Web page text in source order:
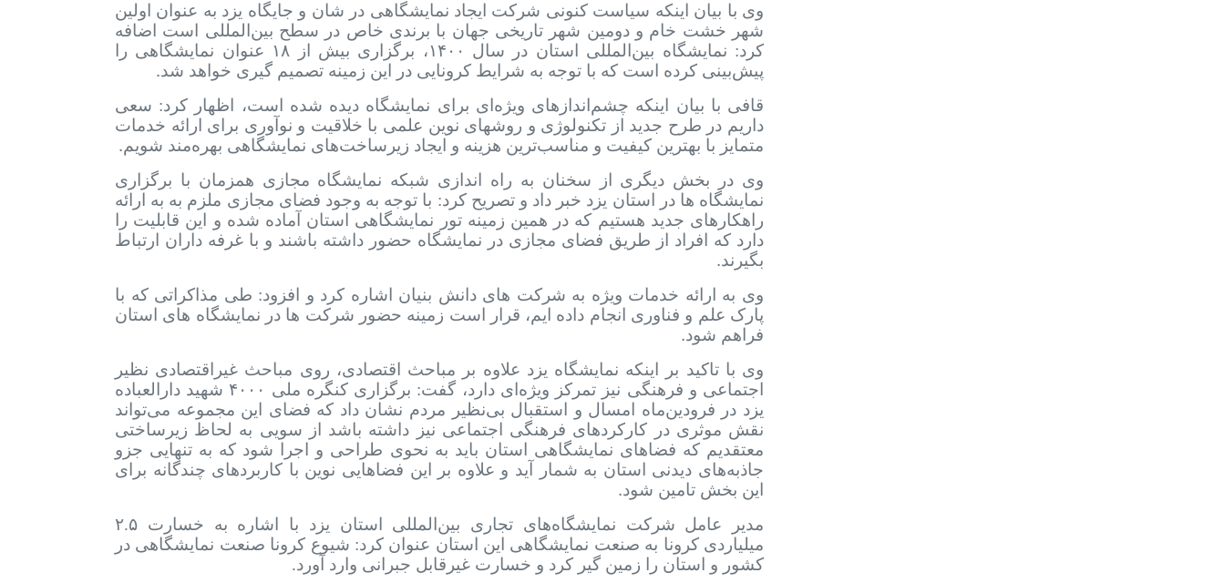
وی با بیان اینکه سیاست کنونی شرکت ایجاد نمایشگاهی در شان و جایگاه یزد به عنوان اولین
شهر خشت خام و دومین شهر تاریخی جهان با برندی خاص در سطح بین‌المللی است اضافه
کرد: نمایشگاه بین‌المللی استان در سال
۱۴۰۰، برگزاری بیش از ۱۸ عنوان نمایشگاهی را
پیش‌بینی کرده است که با توجه به شرایط کرونایی در این زمینه تصمیم گیری خواهد شد.
قافی با بیان اینکه چشم‌اندازهای ویژه‌ای برای نمایشگاه دیده شده است، اظهار کرد: سعی
داریم در طرح جدید از تکنولوژی و روشهای نوین علمی با خلاقیت و نوآوری برای ارائه خدمات
متمایز با بهترین کیفیت و مناسب‌ترین هزینه و ایجاد زیرساخت‌های نمایشگاهی بهره‌مند شویم.
وی در بخش دیگری از سخنان به راه اندازی شبکه نمایشگاه مجازی همزمان با برگزاری
نمایشگاه ها در استان یزد خبر داد و تصریح کرد: با توجه به وجود فضای مجازی ملزم به به ارائه
راهکارهای جدید هستیم که در همین زمینه تور نمایشگاهی استان آماده شده و این قابلیت را
دارد که افراد از طریق فضای مجازی در نمایشگاه حضور داشته باشند و با غرفه داران ارتباط
بگیرند.
وی به ارائه خدمات ویژه به شرکت های دانش بنیان اشاره کرد و افزود: طی مذاکراتی که با
پارک علم و فناوری انجام داده ایم، قرار است زمینه حضور شرکت ها در نمایشگاه های استان
فراهم شود.
وی با تاکید بر اینکه نمایشگاه یزد علاوه بر مباحث اقتصادی، روی مباحث غیراقتصادی نظیر
اجتماعی و فرهنگی نیز تمرکز ویژه‌ای دارد، گفت: برگزاری کنگره ملی ۴۰۰۰ شهید دارالعباده
یزد در فرودین‌ماه امسال و استقبال بی‌نظیر مردم نشان داد که فضای این مجموعه می‌تواند
نقش موثری در کارکردهای فرهنگی اجتماعی نیز داشته باشد از سویی به لحاظ زیرساختی
معتقدیم که فضاهای نمایشگاهی استان باید به نحوی طراحی و اجرا شود که به تنهایی جزو
جاذبه‌های دیدنی استان به شمار آید و علاوه بر این فضاهایی نوین با کاربردهای چندگانه برای
این بخش تامین شود.
مدیر عامل شرکت نمایشگاه‌های تجاری بین‌المللی استان یزد با اشاره به خسارت ۲.۵
میلیاردی کرونا به صنعت نمایشگاهی این استان عنوان کرد: شیوع کرونا صنعت نمایشگاهی در
کشور و استان را زمین گیر کرد و خسارت غیرقابل جبرانی وارد آورد.